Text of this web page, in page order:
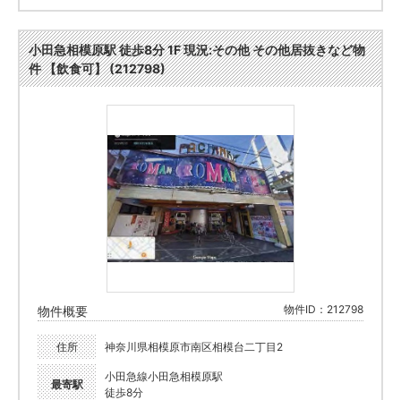
小田急相模原駅 徒歩8分 1F 現況:その他 その他居抜きなど物
件 【飲食可】 (212798)
物件概要 物件ID：212798
住所 神奈川県相模原市南区相模台二丁目2
最寄駅
小田急線小田急相模原駅
徒歩8分